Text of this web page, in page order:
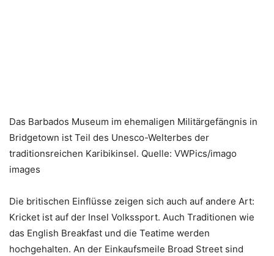
Das Barbados Museum im ehemaligen Militärgefängnis in
Bridgetown ist Teil des Unesco-Welterbes der
traditionsreichen Karibikinsel. Quelle: VWPics/imago
images
Die britischen Einflüsse zeigen sich auch auf andere Art:
Kricket ist auf der Insel Volkssport. Auch Traditionen wie
das English Breakfast und die Teatime werden
hochgehalten. An der Einkaufsmeile Broad Street sind